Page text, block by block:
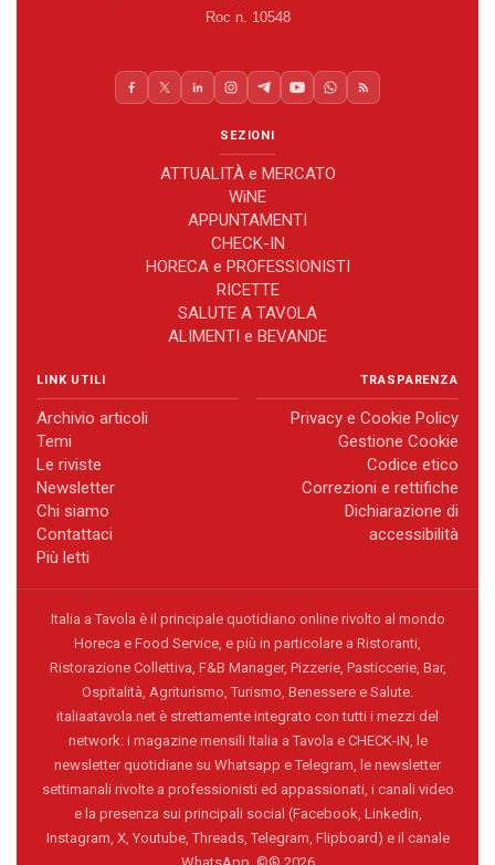
Roc n. 10548
SEZIONI
ATTUALITÀ e MERCATO
WiNE
APPUNTAMENTI
CHECK-IN
HORECA e PROFESSIONISTI
RICETTE
SALUTE A TAVOLA
ALIMENTI e BEVANDE
LINK UTILI
Archivio articoli
Temi
Le riviste
Newsletter
Chi siamo
Contattaci
Più letti
TRASPARENZA
Privacy e Cookie Policy
Gestione Cookie
Codice etico
Correzioni e rettifiche
Dichiarazione di
accessibilità
Italia a Tavola è il principale quotidiano online rivolto al mondo
Horeca e Food Service, e più in particolare a Ristoranti,
Ristorazione Collettiva, F&B Manager, Pizzerie, Pasticcerie, Bar,
Ospitalità, Agriturismo, Turismo, Benessere e Salute.
italiaatavola.net è strettamente integrato con tutti i mezzi del
network: i magazine mensili Italia a Tavola e CHECK-IN, le
newsletter quotidiane su Whatsapp e Telegram, le newsletter
settimanali rivolte a professionisti ed appassionati, i canali video
e la presenza sui principali social (Facebook, Linkedin,
Instagram, X, Youtube, Threads, Telegram, Flipboard) e il canale